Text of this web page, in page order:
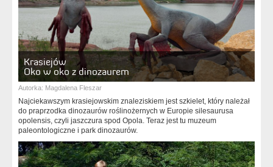
Krasiejów
Oko w oko z dinozaurem
Autorka: Magdalena Fleszar
Najciekawszym krasiejowskim znaleziskiem jest szkielet, który należał
do praprzodka dinozaurów roślinożernych w Europie silesaurusa
opolensis, czyli jaszczura spod Opola. Teraz jest tu muzeum
paleontologiczne i park dinozaurów.